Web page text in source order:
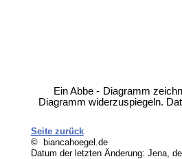
Ein Abbe - Diagramm
Diagramm widerzuspiegeln.
Seite zurück
© biancahoegel.de
Datum der letzten Änderung: Jena,